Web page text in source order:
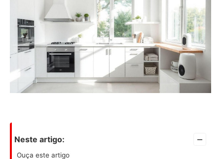
Neste artigo: –
Ouça este artigo